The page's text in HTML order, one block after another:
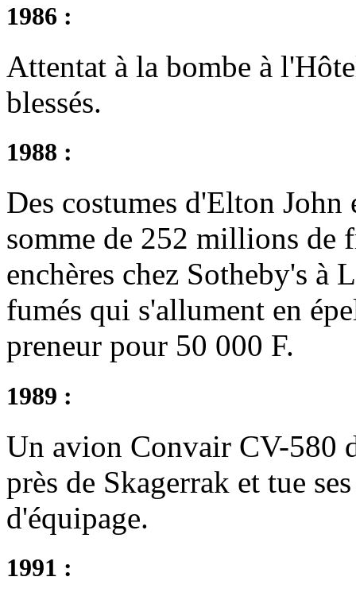
1986 :
Attentat à la bombe à
blessés.
1988 :
Des costumes d'Elton
somme de 252 millions de
enchères chez Sotheby's à
fumés qui s'allument en
preneur pour 50 000 F.
1989 :
Un avion Convair CV-580
près de Skagerrak et tue
d'équipage.
1991 :